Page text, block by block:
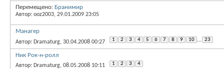
Перемещено: Бранимир
Автор: ooz2003, 29.01.2009 23:05
Манагер
Автор: Dramaturg, 30.04.2008 00:27 1 2 3 4 5 6 7 8 9 10 ... 23
Ник Рок-н-ролл
Автор: Dramaturg, 08.05.2008 10:11 1 2 3 4